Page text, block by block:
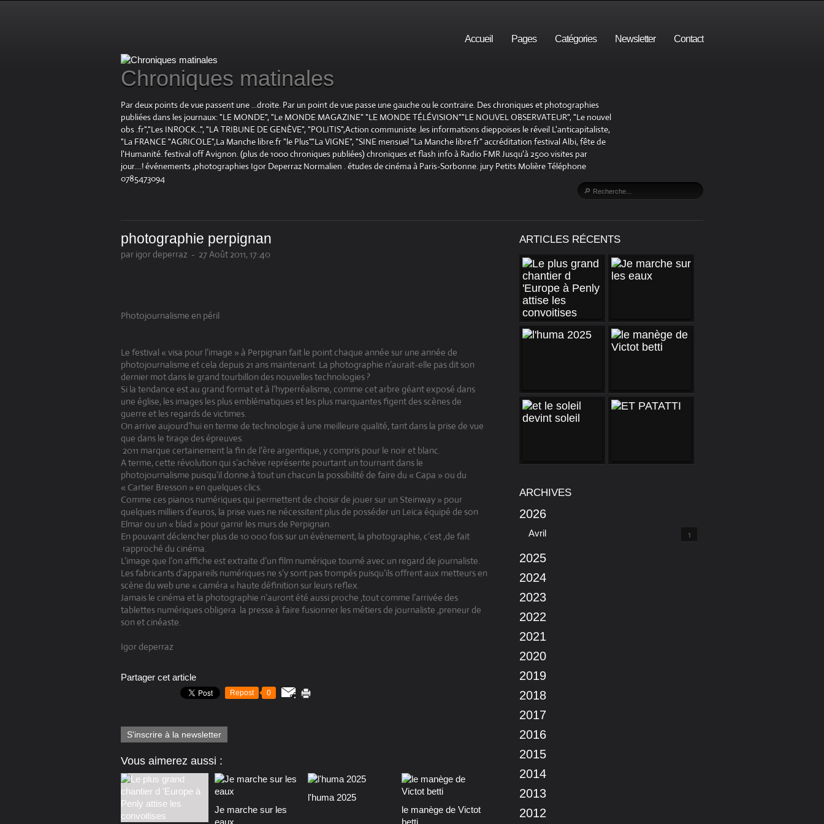
Accueil Pages Catégories Newsletter Contact
Chroniques matinales
Par deux points de vue passent une ...droite. Par un point de vue passe une gauche ou le contraire. Des chroniques et photographies
publiées dans les journaux: "LE MONDE", "Le MONDE MAGAZINE" "LE MONDE TÉLÉVISION""LE NOUVEL OBSERVATEUR", "Le nouvel
obs .fr","Les INROCK...", "LA TRIBUNE DE GENÈVE", "POLITIS",Action communiste .les informations dieppoises le réveil L'anticapitaliste,
"La FRANCE "AGRICOLE",La Manche libre.fr "le Plus"."La VIGNE", "SINE mensuel "La Manche libre.fr" accréditation festival Albi, fête de
l'Humanité. festival off Avignon. (plus de 1000 chroniques publiées) chroniques et flash info à Radio FMR Jusqu'à 2500 visites par
jour....! événements ,photographies Igor Deperraz Normalien . études de cinéma à Paris-Sorbonne. jury Petits Molière Téléphone
0785473094
photographie perpignan
par igor deperraz - 27 Août 2011, 17:40
Photojournalisme en péril
Le festival « visa pour l’image » à Perpignan fait le point chaque année sur une année de
photojournalisme et cela depuis 21 ans maintenant. La photographie n’aurait-elle pas dit son
dernier mot dans le grand tourbillon des nouvelles technologies ?
Si la tendance est au grand format et à l’hyperréalisme, comme cet arbre géant exposé dans
une église, les images les plus emblématiques et les plus marquantes figent des scènes de
guerre et les regards de victimes.
On arrive aujourd’hui en terme de technologie à une meilleure qualité, tant dans la prise de vue
que dans le tirage des épreuves.
2011 marque certainement la fin de l’ère argentique, y compris pour le noir et blanc.
A terme, cette révolution qui s’achève représente pourtant un tournant dans le
photojournalisme puisqu’il donne à tout un chacun la possibilité de faire du « Capa » ou du
« Cartier Bresson » en quelques clics.
Comme ces pianos numériques qui permettent de choisir de jouer sur un Steinway » pour
quelques milliers d’euros, la prise vues ne nécessitent plus de posséder un Leica équipé de son
Elmar ou un « blad » pour garnir les murs de Perpignan.
En pouvant déclencher plus de 10 000 fois sur un évènement, la photographie, c’est ,de fait
rapproché du cinéma.
L’image que l’on affiche est extraite d’un film numérique tourné avec un regard de journaliste.
Les fabricants d’appareils numériques ne s’y sont pas trompés puisqu’ils offrent aux metteurs en
scène du web une « caméra « haute définition sur leurs reflex.
Jamais le cinéma et la photographie n’auront été aussi proche ,tout comme l’arrivée des
tablettes numériques obligera la presse à faire fusionner les métiers de journaliste ,preneur de
son et cinéaste.
Igor deperraz
Partager cet article
Repost 0
S'inscrire à la newsletter
Vous aimerez aussi :
Je marche sur les
l'huma 2025
le manège de Victot
ARTICLES RÉCENTS
ARCHIVES
2026
Avril 1
2025
2024
2023
2022
2021
2020
2019
2018
2017
2016
2015
2014
2013
2012